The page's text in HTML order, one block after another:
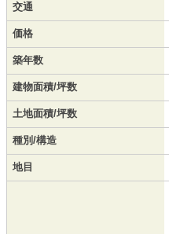
交通
価格
築年数
建物面積/坪数
土地面積/坪数
種別/構造
地目